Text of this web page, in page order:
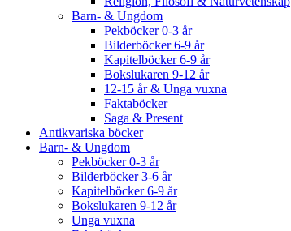
Barn- & Ungdom
Pekböcker 0-3 år
Bilderböcker 6-9 år
Kapitelböcker 6-9 år
Bokslukaren 9-12 år
12-15 år & Unga vuxna
Faktaböcker
Saga & Present
Antikvariska böcker
Barn- & Ungdom
Pekböcker 0-3 år
Bilderböcker 3-6 år
Kapitelböcker 6-9 år
Bokslukaren 9-12 år
Unga vuxna